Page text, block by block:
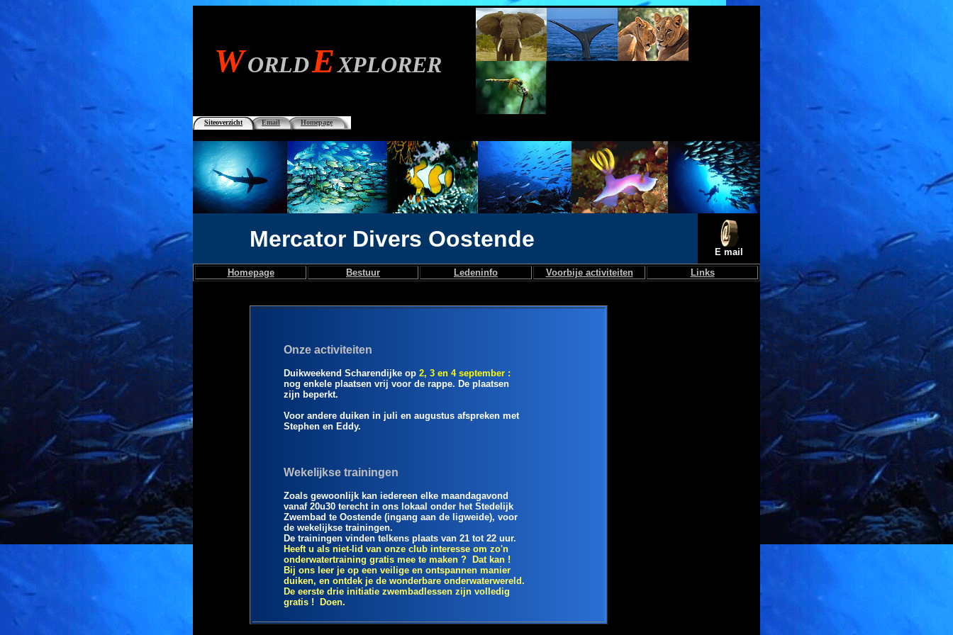
WORLDEXPLORER
Siteoverzicht Email Homepage
Mercator Divers Oostende
E mail
Homepage
Bestuur Ledeninfo Voorbije activiteiten Links
Onze activiteiten
Duikweekend Scharendijke op 2, 3 en 4 september :
nog enkele plaatsen vrij voor de rappe. De plaatsen
zijn beperkt.
Voor andere duiken in juli en augustus afspreken met
Stephen en Eddy.
Wekelijkse trainingen
Zoals gewoonlijk kan iedereen elke maandagavond
vanaf 20u30 terecht in ons lokaal onder het Stedelijk
Zwembad te Oostende (ingang aan de ligweide), voor
de wekelijkse trainingen.
De trainingen vinden telkens plaats van 21 tot 22 uur.
Heeft u als niet-lid van onze club interesse om zo'n
onderwatertraining gratis mee te maken ? Dat kan !
Bij ons leer je op een veilige en ontspannen manier
duiken, en ontdek je de wonderbare onderwaterwereld.
De eerste drie initiatie zwembadlessen zijn volledig
gratis ! Doen.